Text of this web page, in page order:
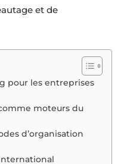
et de
pour les entreprises
moteurs du
d’organisation